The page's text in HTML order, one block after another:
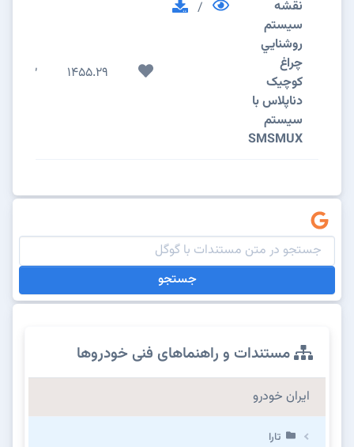
نقشه
سيستم
روشنايي
چراغ
کوچیک
دناپلاس با
سیستم
SMSMUX
/
1455.29
2
جستجو
مستندات و راهنماهای فنی خودروها
ایران خودرو
تارا